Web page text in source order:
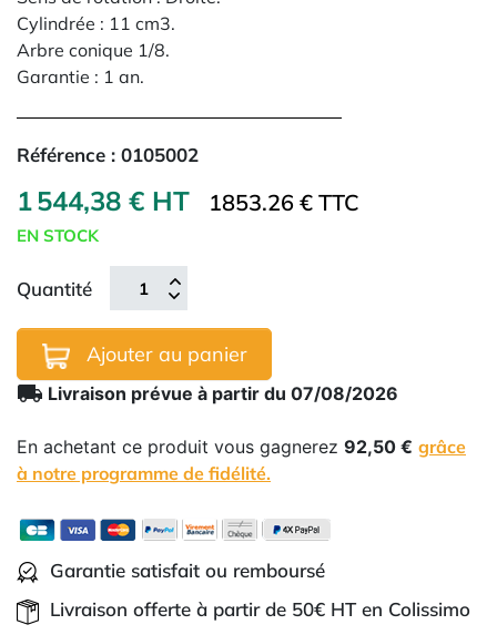
Cylindrée : 11 cm3.
Arbre conique 1/8.
Garantie : 1 an.
Référence : 0105002
1 544,38 € HT 1853.26 € TTC
EN STOCK
Quantité
Ajouter au panier
local_shipping Livraison prévue à partir du 07/08/2026
En achetant ce produit vous gagnerez 92,50 € grâce
à notre programme de fidélité.
Garantie satisfait ou remboursé
Livraison offerte à partir de 50€ HT en Colissimo